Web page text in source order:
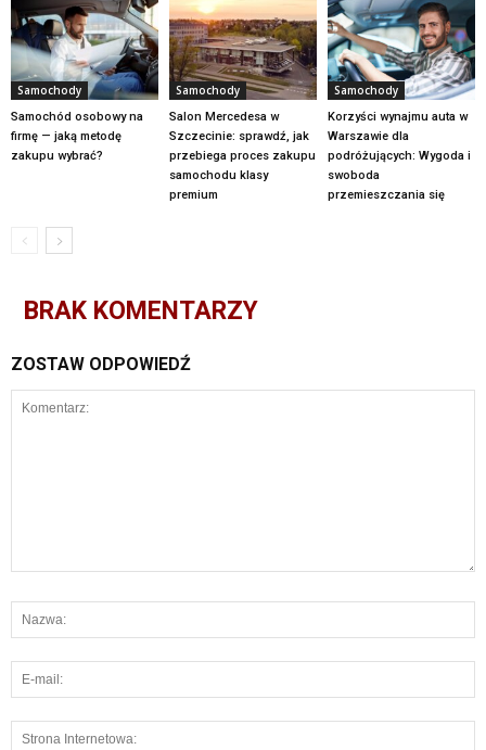
Samochody
Samochód osobowy na
firmę — jaką metodę
zakupu wybrać?
Samochody
Salon Mercedesa w
Szczecinie: sprawdź, jak
przebiega proces zakupu
samochodu klasy
premium
Samochody
Korzyści wynajmu auta w
Warszawie dla
podróżujących: Wygoda i
swoboda
przemieszczania się
BRAK KOMENTARZY
ZOSTAW ODPOWIEDŹ